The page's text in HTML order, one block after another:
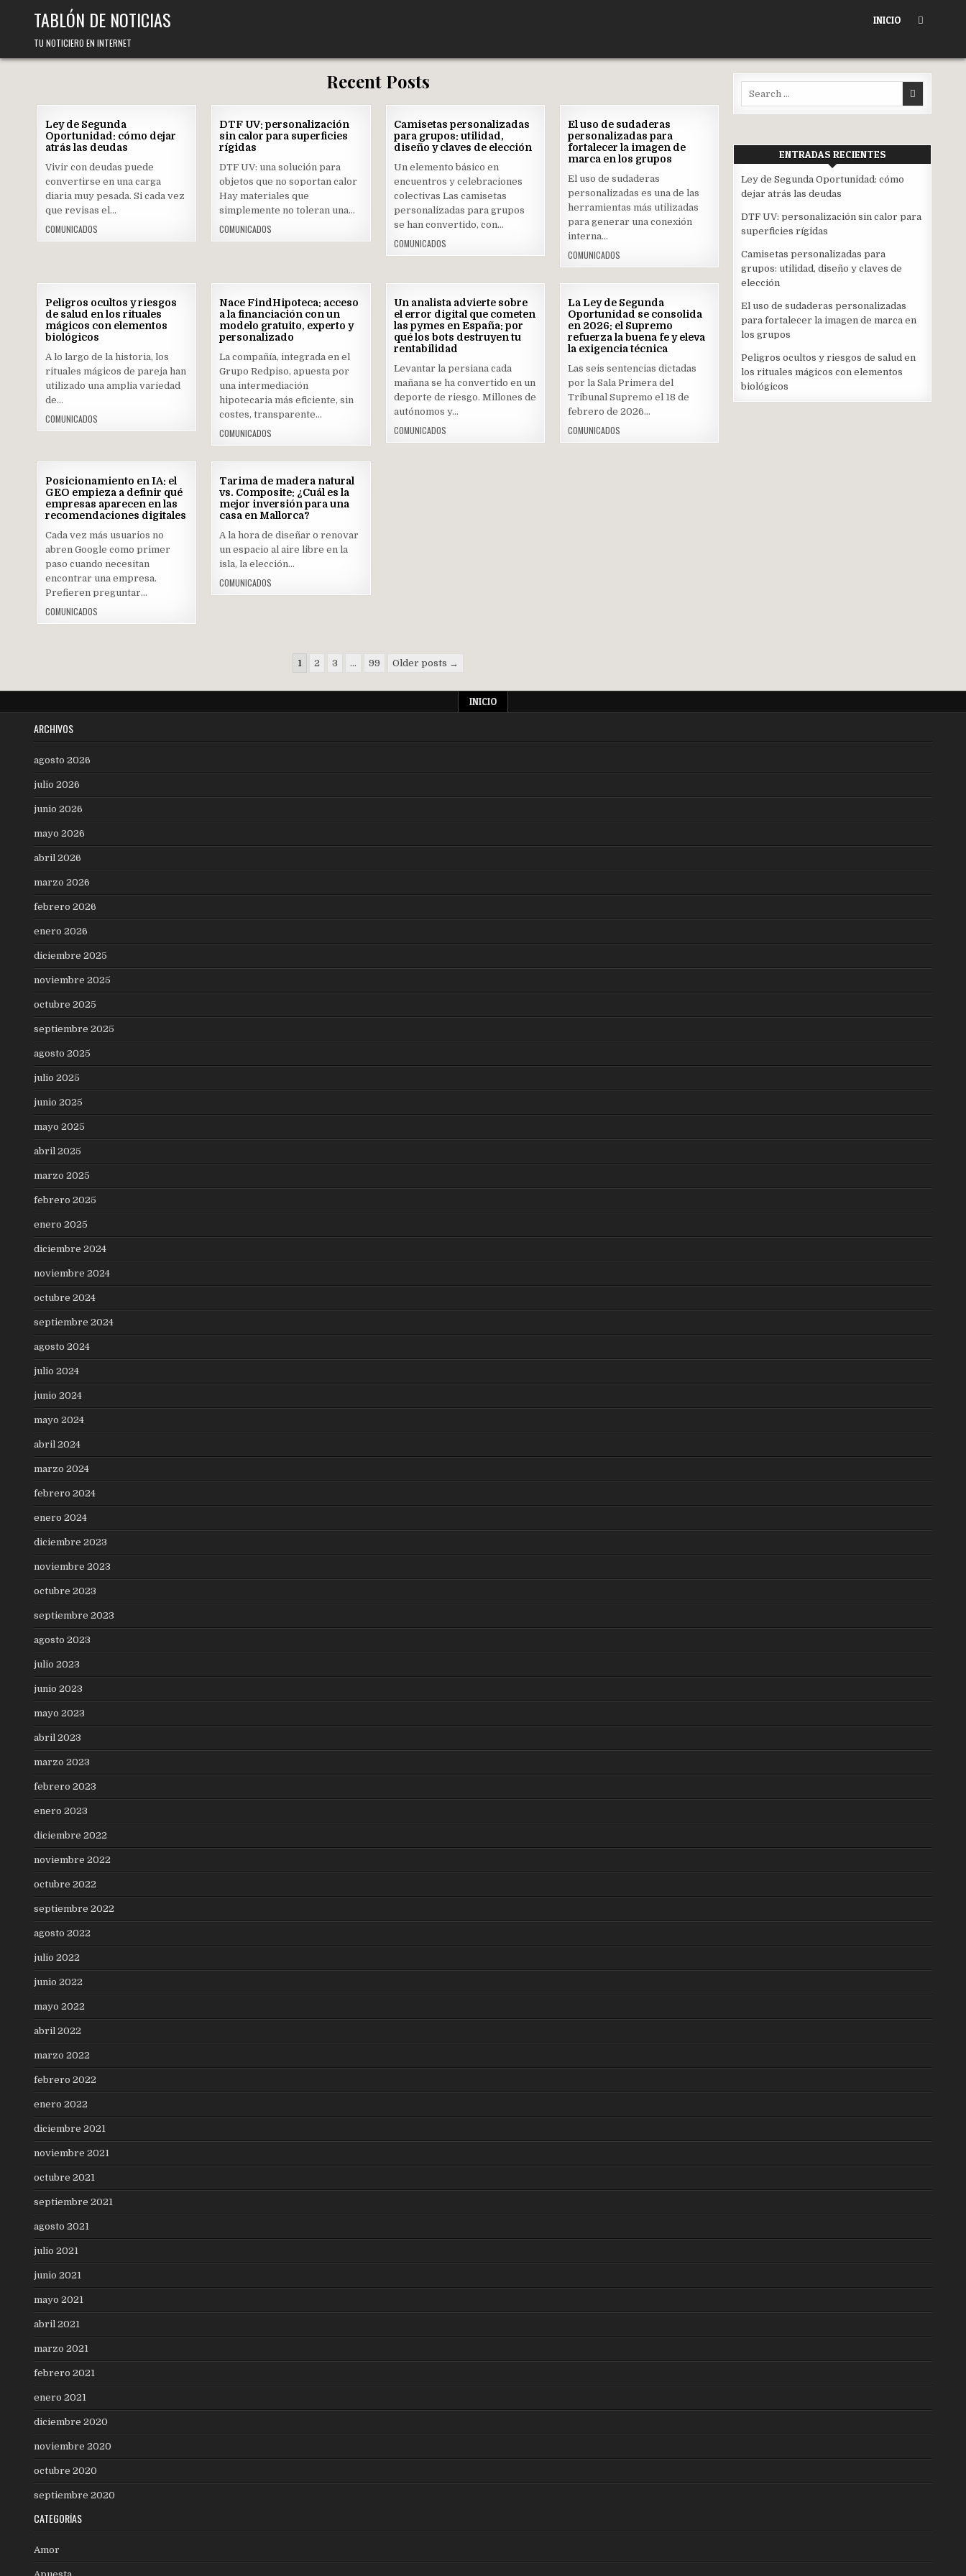
TABLÓN DE NOTICIAS
TU NOTICIERO EN INTERNET
INICIO
Recent Posts
AGO
2026
in
Ley de Segunda
Oportunidad: cómo dejar
atrás las deudas
Vivir con deudas puede
convertirse en una carga
diaria muy pesada. Si cada vez
que revisas el…
COMUNICADOS
04
AGO
2026
in
DTF UV: personalización
sin calor para superficies
rígidas
DTF UV: una solución para
objetos que no soportan calor
Hay materiales que
simplemente no toleran una…
COMUNICADOS
30
2026
in
Camisetas personalizadas
para grupos: utilidad,
diseño y claves de elección
Un elemento básico en
encuentros y celebraciones
colectivas Las camisetas
personalizadas para grupos
se han convertido, con…
COMUNICADOS
Posted
in
El uso de sudaderas
personalizadas para
fortalecer la imagen de
marca en los grupos
El uso de sudaderas
personalizadas es una de las
herramientas más utilizadas
para generar una conexión
interna…
COMUNICADOS
21
2026
Posted
Peligros ocultos y riesgos
de salud en los rituales
mágicos con elementos
biológicos
A lo largo de la historia, los
rituales mágicos de pareja han
utilizado una amplia variedad
de…
COMUNICADOS
16
JUL
2026
Posted
in
Nace FindHipoteca: acceso
a la financiación con un
modelo gratuito, experto y
personalizado
La compañía, integrada en el
Grupo Redpiso, apuesta por
una intermediación
hipotecaria más eficiente, sin
costes, transparente…
COMUNICADOS
02
JUL
2026
Posted
in
Un analista advierte sobre
el error digital que cometen
las pymes en España: por
qué los bots destruyen tu
rentabilidad
Levantar la persiana cada
mañana se ha convertido en un
deporte de riesgo. Millones de
autónomos y…
COMUNICADOS
JUN
2026
Posted
in
La Ley de Segunda
Oportunidad se consolida
en 2026: el Supremo
refuerza la buena fe y eleva
la exigencia técnica
Las seis sentencias dictadas
por la Sala Primera del
Tribunal Supremo el 18 de
febrero de 2026…
COMUNICADOS
23
JUN
2026
Posted
Posicionamiento en IA: el
GEO empieza a definir qué
empresas aparecen en las
recomendaciones digitales
Cada vez más usuarios no
abren Google como primer
paso cuando necesitan
encontrar una empresa.
Prefieren preguntar…
COMUNICADOS
19
JUN
2026
Posted
Tarima de madera natural
vs. Composite: ¿Cuál es la
mejor inversión para una
casa en Mallorca?
A la hora de diseñar o renovar
un espacio al aire libre en la
isla, la elección…
COMUNICADOS
1 2 3 … 99 Older posts →
ENTRADAS RECIENTES
Ley de Segunda Oportunidad: cómo
dejar atrás las deudas
DTF UV: personalización sin calor para
superficies rígidas
Camisetas personalizadas para
grupos: utilidad, diseño y claves de
elección
El uso de sudaderas personalizadas
para fortalecer la imagen de marca en
los grupos
Peligros ocultos y riesgos de salud en
los rituales mágicos con elementos
biológicos
INICIO
ARCHIVOS
agosto 2026
julio 2026
junio 2026
mayo 2026
abril 2026
marzo 2026
febrero 2026
enero 2026
diciembre 2025
noviembre 2025
octubre 2025
septiembre 2025
agosto 2025
julio 2025
junio 2025
mayo 2025
abril 2025
marzo 2025
febrero 2025
enero 2025
diciembre 2024
noviembre 2024
octubre 2024
septiembre 2024
agosto 2024
julio 2024
junio 2024
mayo 2024
abril 2024
marzo 2024
febrero 2024
enero 2024
diciembre 2023
noviembre 2023
octubre 2023
septiembre 2023
agosto 2023
julio 2023
junio 2023
mayo 2023
abril 2023
marzo 2023
febrero 2023
enero 2023
diciembre 2022
noviembre 2022
octubre 2022
septiembre 2022
agosto 2022
julio 2022
junio 2022
mayo 2022
abril 2022
marzo 2022
febrero 2022
enero 2022
diciembre 2021
noviembre 2021
octubre 2021
septiembre 2021
agosto 2021
julio 2021
junio 2021
mayo 2021
abril 2021
marzo 2021
febrero 2021
enero 2021
diciembre 2020
noviembre 2020
octubre 2020
septiembre 2020
CATEGORÍAS
Amor